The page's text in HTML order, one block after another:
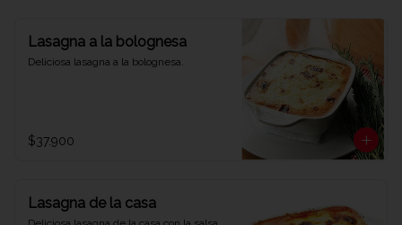
Lasagna a la bolognesa
Deliciosa lasagna a la bolognesa.
$37.900
Lasagna de la casa